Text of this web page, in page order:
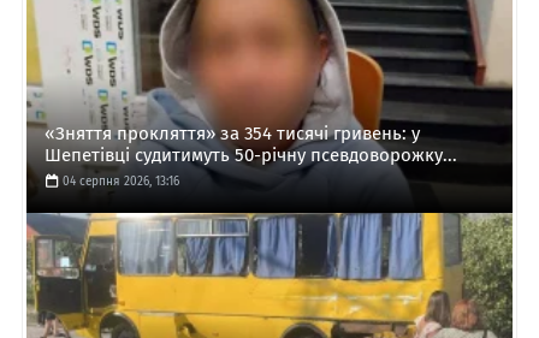
«Зняття прокляття» за 354 тисячі гривень: у
Шепетівці судитимуть 50-річну псевдоворожку...
04 серпня 2026, 13:16